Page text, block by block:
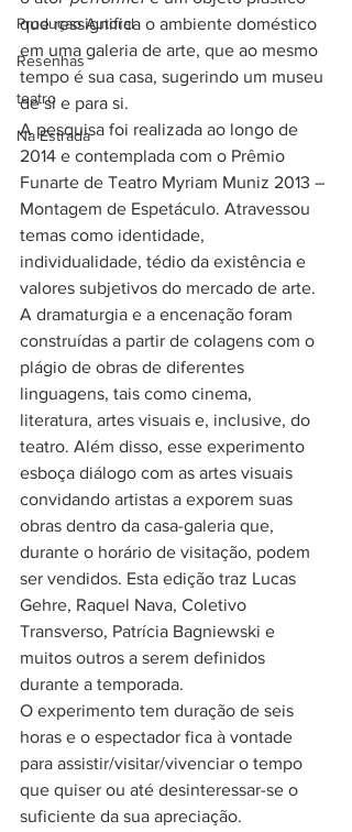
Produçao Autoral
Resenhas
teatro
Na Estrada
que ressignifica o ambiente doméstico
em uma galeria de arte, que ao mesmo
tempo é sua casa, sugerindo um museu
de si e para si.
A pesquisa foi realizada ao longo de
2014 e contemplada com o Prêmio
Funarte de Teatro Myriam Muniz 2013 –
Montagem de Espetáculo. Atravessou
temas como identidade,
individualidade, tédio da existência e
valores subjetivos do mercado de arte.
A dramaturgia e a encenação foram
construídas a partir de colagens com o
plágio de obras de diferentes
linguagens, tais como cinema,
literatura, artes visuais e, inclusive, do
teatro. Além disso, esse experimento
esboça diálogo com as artes visuais
convidando artistas a exporem suas
obras dentro da casa-galeria que,
durante o horário de visitação, podem
ser vendidos. Esta edição traz Lucas
Gehre, Raquel Nava, Coletivo
Transverso, Patrícia Bagniewski e
muitos outros a serem definidos
durante a temporada.
O experimento tem duração de seis
horas e o espectador fica à vontade
para assistir/visitar/vivenciar o tempo
que quiser ou até desinteressar-se o
suficiente da sua apreciação.